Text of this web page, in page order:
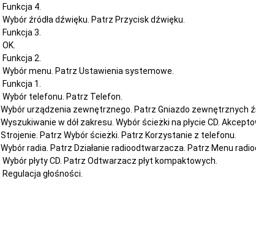
Funkcja 4.
Wybór źródła dźwięku. Patrz Przycisk dźwięku.
Funkcja 3.
OK.
Funkcja 2.
Wybór menu. Patrz Ustawienia systemowe.
Funkcja 1.
Wybór telefonu. Patrz Telefon.
Wybór urządzenia zewnętrznego. Patrz Gniazdo zewnętrznych
Wyszukiwanie w dół zakresu. Wybór ścieżki na płycie CD.
Strojenie. Patrz Wybór ścieżki. Patrz Korzystanie z telefonu.
Wybór radia. Patrz Działanie radioodtwarzacza. Patrz Menu
Wybór płyty CD. Patrz Odtwarzacz płyt kompaktowych.
Regulacja głośności.